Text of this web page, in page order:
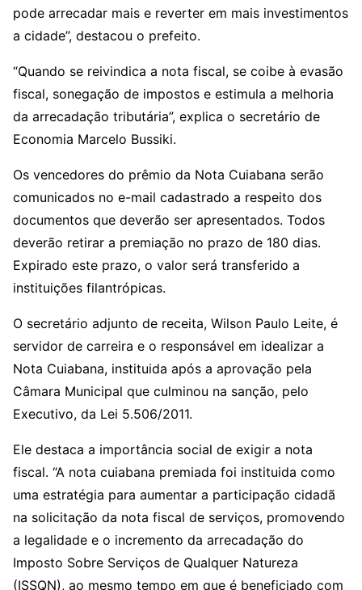
pode arrecadar mais e reverter em mais investimentos
a cidade”, destacou o prefeito.
“Quando se reivindica a nota fiscal, se coibe à evasão
fiscal, sonegação de impostos e estimula a melhoria
da arrecadação tributária”, explica o secretário de
Economia Marcelo Bussiki.
Os vencedores do prêmio da Nota Cuiabana serão
comunicados no e-mail cadastrado a respeito dos
documentos que deverão ser apresentados. Todos
deverão retirar a premiação no prazo de 180 dias.
Expirado este prazo, o valor será transferido a
instituições filantrópicas.
O secretário adjunto de receita, Wilson Paulo Leite, é
servidor de carreira e o responsável em idealizar a
Nota Cuiabana, instituida após a aprovação pela
Câmara Municipal que culminou na sanção, pelo
Executivo, da Lei 5.506/2011.
Ele destaca a importância social de exigir a nota
fiscal. “A nota cuiabana premiada foi instituida como
uma estratégia para aumentar a participação cidadã
na solicitação da nota fiscal de serviços, promovendo
a legalidade e o incremento da arrecadação do
Imposto Sobre Serviços de Qualquer Natureza
(ISSQN), ao mesmo tempo em que é beneficiado com